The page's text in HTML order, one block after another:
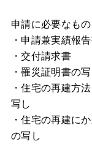
申請に必要なも
・申請兼実績報
・交付請求書
・罹災証明書の
・住宅の再建方
写し
・住宅の再建に
の写し